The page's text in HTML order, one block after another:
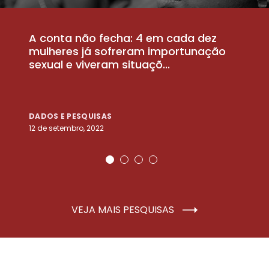
A conta não fecha: 4 em cada dez
mulheres já sofreram importunação
sexual e viveram situaçõ...
DADOS E PESQUISAS
12 de setembro, 2022
VEJA MAIS PESQUISAS